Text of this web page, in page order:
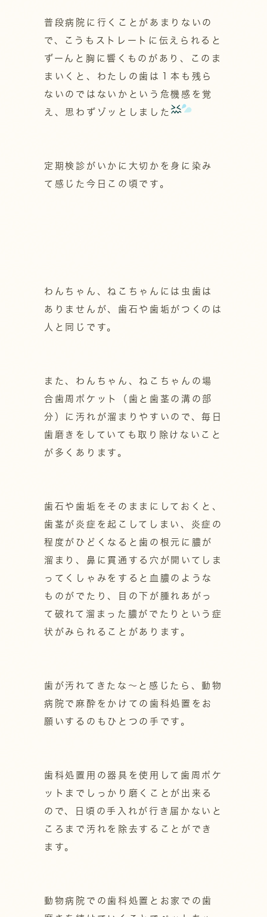
普段病院に行くことがあまりないの
で、こうもストレートに伝えられると
ずーんと胸に響くものがあり、このま
まいくと、わたしの歯は１本も残ら
ないのではないかという危機感を覚
え、思わずゾッとしました
定期検診がいかに大切かを身に染み
て感じた今日この頃です。
わんちゃん、ねこちゃんには虫歯は
ありませんが、歯石や歯垢がつくのは
人と同じです。
また、わんちゃん、ねこちゃんの場
合歯周ポケット（歯と歯茎の溝の部
分）に汚れが溜まりやすいので、毎日
歯磨きをしていても取り除けないこと
が多くあります。
歯石や歯垢をそのままにしておくと、
歯茎が炎症を起こしてしまい、炎症の
程度がひどくなると歯の根元に膿が
溜まり、鼻に貫通する穴が開いてしま
ってくしゃみをすると血膿のような
ものがでたり、目の下が腫れあがっ
て破れて溜まった膿がでたりという症
状がみられることがあります。
歯が汚れてきたな～と感じたら、動物
病院で麻酔をかけての歯科処置をお
願いするのもひとつの手です。
歯科処置用の器具を使用して歯周ポケ
ットまでしっかり磨くことが出来る
ので、日頃の手入れが行き届かないと
ころまで汚れを除去することができ
ます。
動物病院での歯科処置とお家での歯